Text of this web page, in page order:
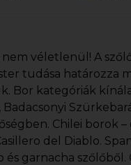
véletlenül! A
tudása határozza
Bor kategóriák
Chilei borok –
del Diablo.
garnacha szőlőből.